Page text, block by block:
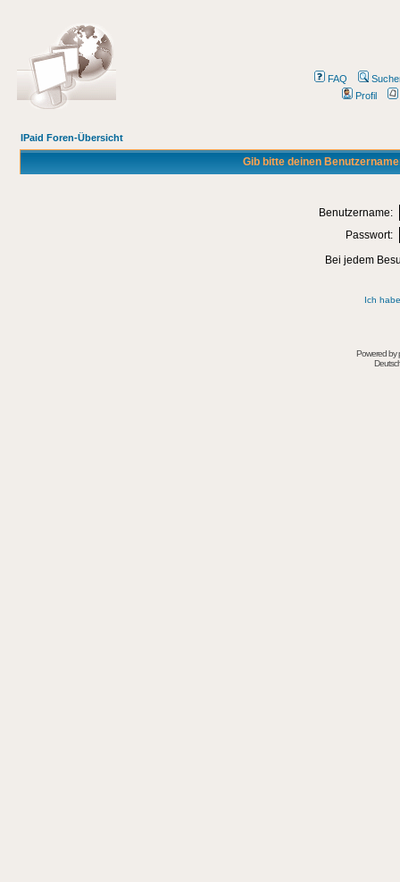
FAQ
Profil
IPaid Foren-Übersicht
Gib bitte deinen
Benutzername:
Passwort:
Bei jedem
Ich
Powered by